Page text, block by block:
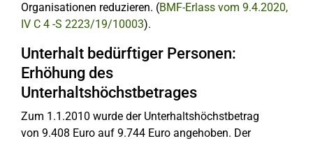
Organisationen reduzieren. (BMF-Erlass vom 9.4.2020,
IV C 4 -S 2223/19/10003).
Unterhalt bedürftiger Personen:
Erhöhung des
Unterhaltshöchstbetrages
Zum 1.1.2010 wurde der Unterhaltshöchstbetrag
von 9.408 Euro auf 9.744 Euro angehoben. Der